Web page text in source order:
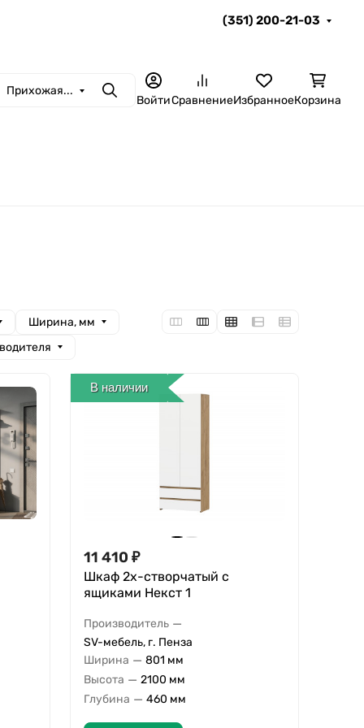
(351) 200-21-03
Прихожая... ПоискВойтиСравнениеИзбранноеКорзина
Ширина, мм
В наличии
11 410 ₽
Шкаф 2х-створчатый с
ящиками Некст 1
Производитель —
SV-мебель, г. Пенза
Ширина — 801 мм
Высота — 2100 мм
Глубина — 460 мм